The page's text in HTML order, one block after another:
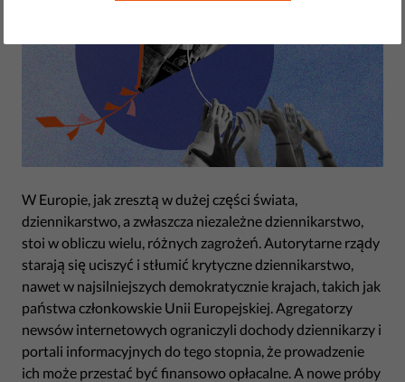
W Europie, jak zresztą w dużej części świata,
dziennikarstwo, a zwłaszcza niezależne dziennikarstwo,
stoi w obliczu wielu, różnych zagrożeń. Autorytarne rządy
starają się uciszyć i stłumić krytyczne dziennikarstwo,
nawet w najsilniejszych demokratycznie krajach, takich jak
państwa członkowskie Unii Europejskiej. Agregatorzy
newsów internetowych ograniczyli dochody dziennikarzy i
portali informacyjnych do tego stopnia, że prowadzenie
ich może przestać być finansowo opłacalne. A nowe próby